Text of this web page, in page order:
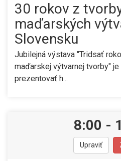
30 rokov z
maďarských
Slovensku
Jubilejná výstava "Tridsať
maďarskej výtvarnej tvorby"
prezentovať h...
8:00 -
Upraviť